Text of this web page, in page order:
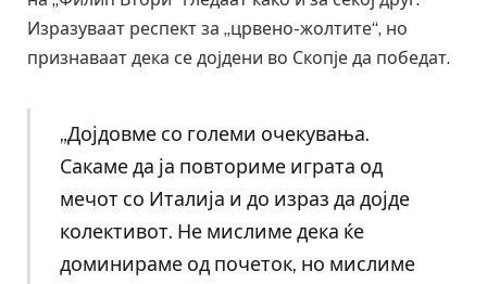
Изразуваат респект за „црвено-жолтите“, но
признаваат дека се дојдени во Скопје да победат.
„Дојдовме со големи очекувања.
Сакаме да ја повториме играта од
мечот со Италија и до израз да дојде
колективот. Не мислиме дека ќе
доминираме од почеток, но мислиме